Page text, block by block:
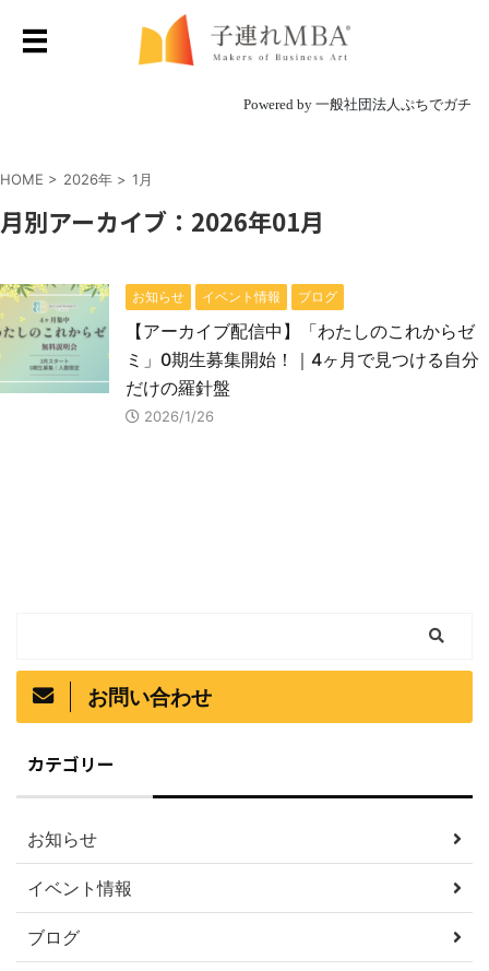
Powered by 一般社団法人ぷちでガチ
HOME > 2026年 > 1月
月別アーカイブ：2026年01月
お知らせ イベント情報 ブログ
【アーカイブ配信中】「わたしのこれからゼ
ミ」0期生募集開始！｜4ヶ月で見つける自分
だけの羅針盤
2026/1/26
お問い合わせ
カテゴリー
お知らせ
イベント情報
ブログ